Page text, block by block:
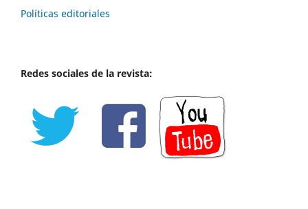
Políticas editoriales
Redes sociales de la revista: